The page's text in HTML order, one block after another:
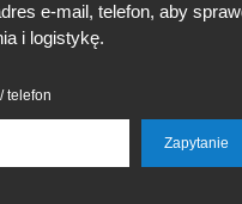
e-mail, telefon, aby
i logistykę.
telefon